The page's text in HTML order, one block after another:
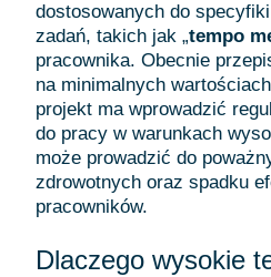
dostosowanych do
zadań, takich jak „tempo
pracownika. Obecnie
na minimalnych
projekt ma wprowadzić
do pracy w warunkach
może prowadzić do
zdrowotnych oraz spadku
pracowników.
Dlaczego wysokie